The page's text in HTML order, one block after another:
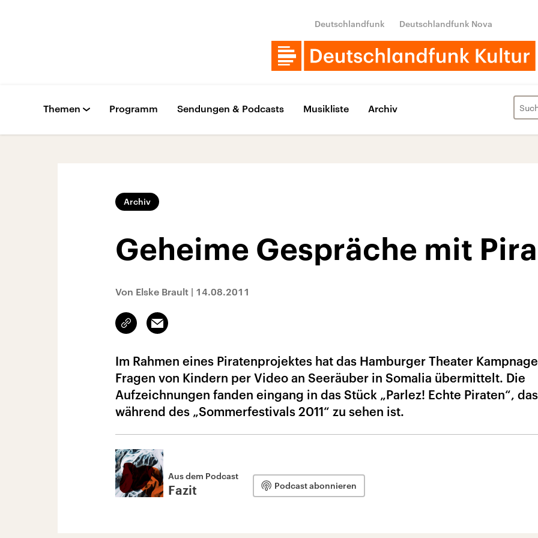
Deutschlandfunk Deutschlandfunk Nova
Themen Programm Sendungen & Podcasts Musikliste Archiv
Archiv
Geheime Gespräche mit
Von Elske Brault | 14.08.2011
Link
kopieren/teilen
Email
Im Rahmen eines Piratenprojektes hat das Hamburger Theater
Fragen von Kindern per Video an Seeräuber in Somalia übermittelt. Die
Aufzeichnungen fanden eingang in das Stück „Parlez! Echte Piraten“, das
während des „Sommerfestivals 2011“ zu sehen ist.
Aus dem Podcast
Fazit Podcast abonnieren